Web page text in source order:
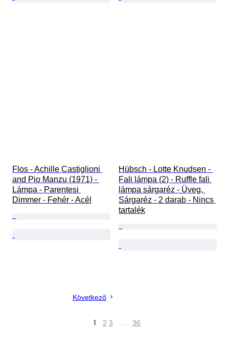
Flos - Achille Castiglioni
and Pio Manzu (1971) -
Lámpa - Parentesi
Dimmer - Fehér - Acél
Hübsch - Lotte Knudsen -
Fali lámpa (2) - Ruffle fali
lámpa sárgaréz - Üveg,
Sárgaréz - 2 darab - Nincs
tartalék
Következő
1 2 3 … 36